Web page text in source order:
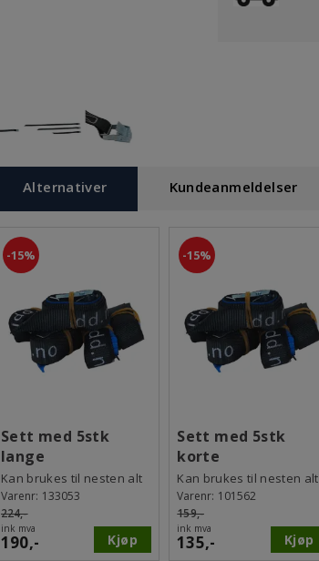
Alternativer Kundeanmeldelser
15%
Sett med 5stk
lange
båndstropper1-
2meter
Kan brukes til nesten alt
Varenr: 133053
224,-
ink mva
190,- Kjøp
15%
Sett med 5stk
korte
båndstropper50-
100cm
Kan brukes til nesten alt
Varenr: 101562
159,-
ink mva
135,- Kjøp